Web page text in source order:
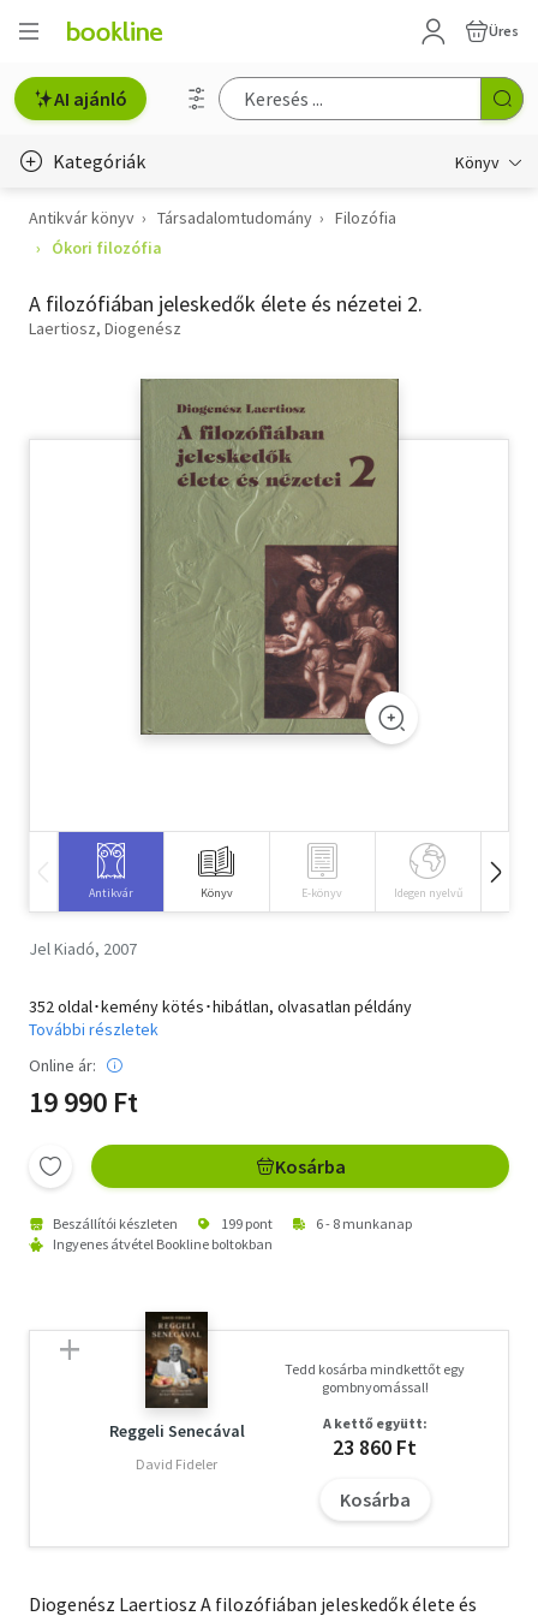
Üres
AI ajánló
Kategóriák Könyv
Életmód, egészség
Gyermek- és ifjúsági
Hobbi, szabadidő
Szótár, nyelvkönyv
Természettudomány
Vallás
Antikvár könyv Társadalomtudomány
Filozófia
Ókori filozófia
A filozófiában jeleskedők élete és nézetei 2.
Laertiosz, Diogenész
Antikvár Könyv E-könyv Idegen nyelvű
Jel Kiadó, 2007
352 oldal･kemény kötés･hibátlan, olvasatlan példány
További részletek
Online ár:
19 990 Ft
Kosárba
Beszállítói készleten 199 pont
6 - 8 munkanap
Ingyenes átvétel Bookline boltokban
Reggeli Senecával
David Fideler
Tedd kosárba mindkettőt egy
gombnyomással!
A kettő együtt:
23 860 Ft
Kosárba
Diogenész Laertiosz A filozófiában jeleskedők élete és